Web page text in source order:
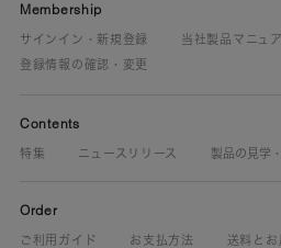
Membership
サインイン・新規登録
当社製品マニュ
登録情報の確認・変更
Contents
特集 ニュースリリース 製品の見学
Order
ご利用ガイド お支払方法 送料とお